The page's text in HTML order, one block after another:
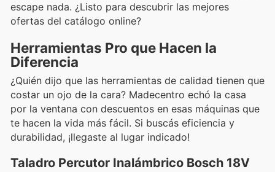
escape nada. ¿Listo para descubrir las mejores
ofertas del catálogo online?
Herramientas Pro que Hacen la
Diferencia
¿Quién dijo que las herramientas de calidad tienen que
costar un ojo de la cara? Madecentro echó la casa
por la ventana con descuentos en esas máquinas que
te hacen la vida más fácil. Si buscás eficiencia y
durabilidad, ¡llegaste al lugar indicado!
Taladro Percutor Inalámbrico Bosch 18V